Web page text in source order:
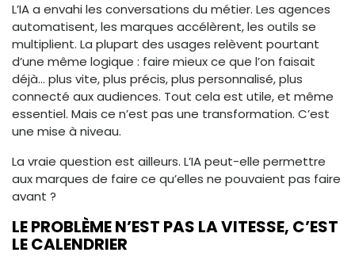
L’IA a envahi les conversations du métier. Les agences
automatisent, les marques accélèrent, les outils se
multiplient. La plupart des usages relèvent pourtant
d’une même logique : faire mieux ce que l’on faisait
déjà… plus vite, plus précis, plus personnalisé, plus
connecté aux audiences. Tout cela est utile, et même
essentiel. Mais ce n’est pas une transformation. C’est
une mise à niveau.
La vraie question est ailleurs. L’IA peut-elle permettre
aux marques de faire ce qu’elles ne pouvaient pas faire
avant ?
LE PROBLÈME N’EST PAS LA VITESSE, C’EST
LE CALENDRIER